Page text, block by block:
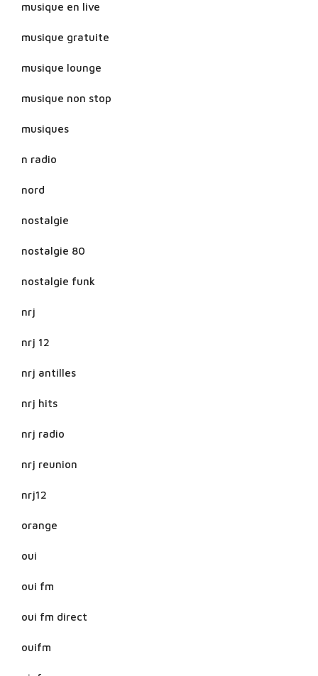
musique en live
musique gratuite
musique lounge
musique non stop
musiques
n radio
nord
nostalgie
nostalgie 80
nostalgie funk
nrj
nrj 12
nrj antilles
nrj hits
nrj radio
nrj reunion
nrj12
orange
oui
oui fm
oui fm direct
ouifm